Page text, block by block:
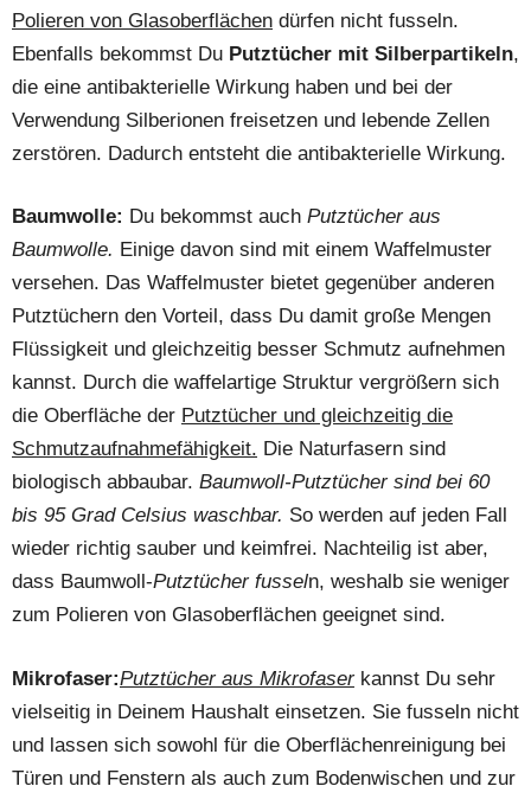
Polieren von Glasoberflächen dürfen nicht fusseln.
Ebenfalls bekommst Du Putztücher mit Silberpartikeln,
die eine antibakterielle Wirkung haben und bei der
Verwendung Silberionen freisetzen und lebende Zellen
zerstören. Dadurch entsteht die antibakterielle Wirkung.
Baumwolle: Du bekommst auch Putztücher aus
Baumwolle. Einige davon sind mit einem Waffelmuster
versehen. Das Waffelmuster bietet gegenüber anderen
Putztüchern den Vorteil, dass Du damit große Mengen
Flüssigkeit und gleichzeitig besser Schmutz aufnehmen
kannst. Durch die waffelartige Struktur vergrößern sich
die Oberfläche der Putztücher und gleichzeitig die
Schmutzaufnahmefähigkeit. Die Naturfasern sind
biologisch abbaubar. Baumwoll-Putztücher sind bei 60
bis 95 Grad Celsius waschbar. So werden auf jeden Fall
wieder richtig sauber und keimfrei. Nachteilig ist aber,
dass Baumwoll-Putztücher fusseln, weshalb sie weniger
zum Polieren von Glasoberflächen geeignet sind.
Mikrofaser:Putztücher aus Mikrofaserkannst Du sehr
vielseitig in Deinem Haushalt einsetzen. Sie fusseln nicht
und lassen sich sowohl für die Oberflächenreinigung bei
Türen und Fenstern als auch zum Bodenwischen und zur